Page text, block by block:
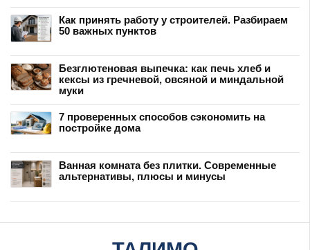
Как принять работу у строителей. Разбираем
50 важных пунктов
Безглютеновая выпечка: как печь хлеб и
кексы из гречневой, овсяной и миндальной
муки
7 проверенных способов сэкономить на
постройке дома
Ванная комната без плитки. Современные
альтернативы, плюсы и минусы